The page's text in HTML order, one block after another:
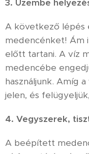
3. Üzembe
A következő lépés
medencénket! Ám
előtt tartani. A víz
medencébe
használjunk. Amíg
jelen, és
4. Vegyszerek,
A beépített